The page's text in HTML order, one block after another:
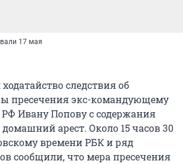
17 мая
следствия об
пресечения экс-командующему
Ивану Попову с содержания
арест. Около 15 часов 30
времени РБК и ряд
сообщили, что мера пресечения